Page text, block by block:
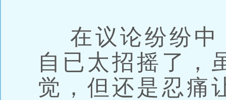
在议论纷纷中
自已太招摇了，
觉，但还是忍痛